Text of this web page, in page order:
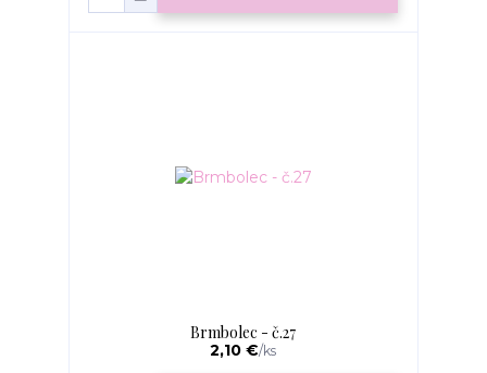
Brmbolec - č.27
2,10 €/ks